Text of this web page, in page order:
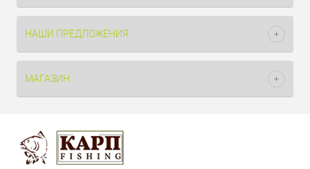
НАШИ ПРЕДЛОЖЕНИЯ
МАГАЗИН